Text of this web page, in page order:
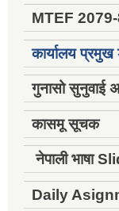
MTEF
कार्यालय प्रमुख
गुनासो सुनुवाई
कासमू सूचक
नेपाली भाषा
Daily